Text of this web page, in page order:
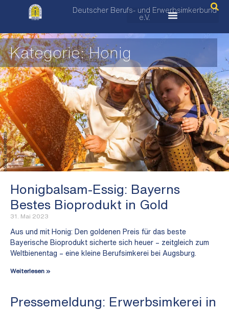
Deutscher Berufs- und Erwerbsimkerbund
e.V.
Kategorie: Honig
Honigbalsam-Essig: Bayerns
Bestes Bioprodukt in Gold
31. Mai 2023
Aus und mit Honig: Den goldenen Preis für das beste
Bayerische Bioprodukt sicherte sich heuer – zeitgleich zum
Weltbienentag – eine kleine Berufsimkerei bei Augsburg.
Weiterlesen »
Pressemeldung: Erwerbsimkerei in